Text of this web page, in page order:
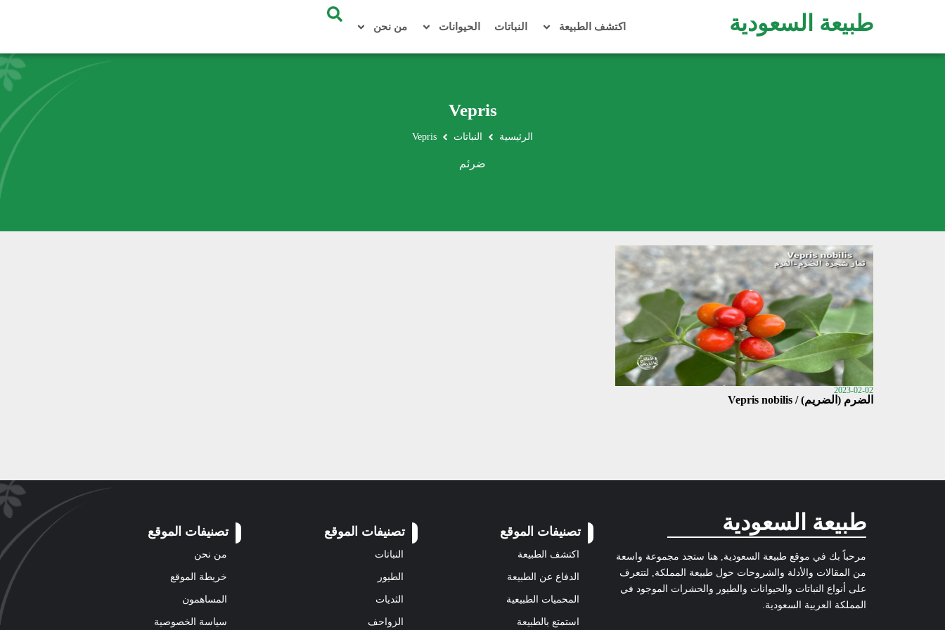
طبيعة السعودية اكتشف الطبيعة النباتات الحيوانات من نحن
Vepris
الرئيسية النباتات Vepris
ضرئم
2023-02-02
الضرم (الضريم) / Vepris nobilis
طبيعة السعودية
مرحباً بك في موقع طبيعة السعودية, هنا ستجد مجموعة واسعة
من المقالات والأدلة والشروحات حول طبيعة المملكة, لتتعرف
على أنواع النباتات والحيوانات والطيور والحشرات الموجود في
المملكة العربية السعودية.
تصنيفات الموقع
اكتشف الطبيعة
الدفاع عن الطبيعة
المحميات الطبيعية
استمتع بالطبيعة
تصنيفات الموقع
النباتات
الطيور
الثديات
الزواحف
تصنيفات الموقع
من نحن
خريطة الموقع
المساهمون
سياسة الخصوصية